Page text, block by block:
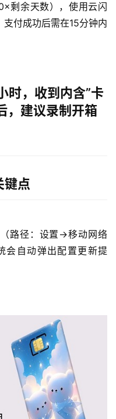
剩余天数），使用云闪
付成功后需在15分钟内
时，收到内含”卡
，建议录制开箱
键点
路径：设置→移动网络
会自动弹出配置更新提